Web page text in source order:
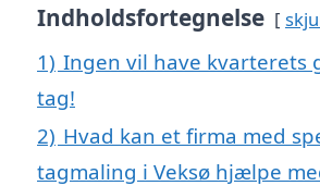
Indholdsfortegnelse
1) Ingen vil have kvarterets
tag!
2) Hvad kan et firma med
tagmaling i Veksø hjælpe